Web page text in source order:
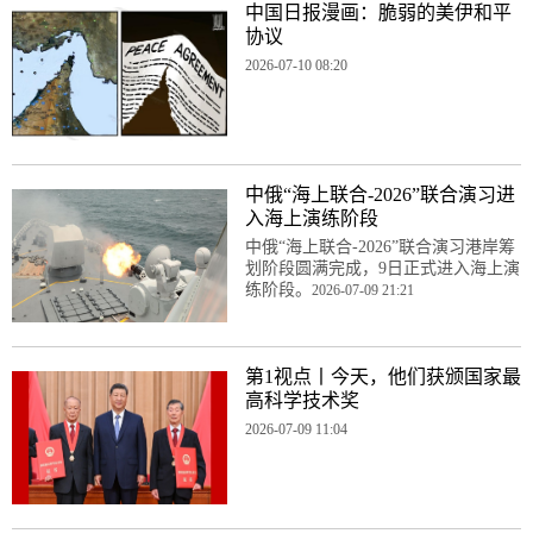
中国日报漫画：脆弱的美伊和平
协议
2026-07-10 08:20
中俄“海上联合-2026”联合演习进
入海上演练阶段
中俄“海上联合-2026”联合演习港岸筹
划阶段圆满完成，9日正式进入海上演
练阶段。 2026-07-09 21:21
第1视点丨今天，他们获颁国家最
高科学技术奖
2026-07-09 11:04